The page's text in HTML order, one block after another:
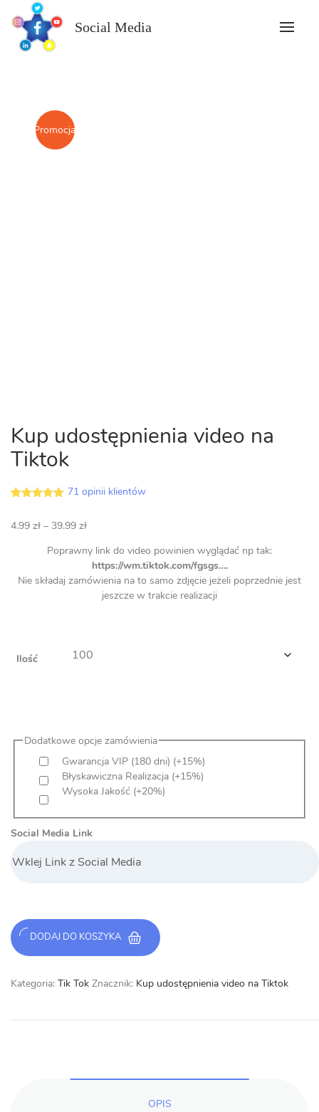
content
Social Media
Promocja!
Kup udostępnienia video na
Tiktok
podstawie
71opinii klientów
4.99 zł – 39.99 złZakres
od
4.99 zł
do
39.99 zł
Poprawny link do video powinien wyglądać np tak:
https://wm.tiktok.com/fgsgs….
Nie składaj zamówienia na to samo zdjęcie jeżeli poprzednie jest
jeszcze w trakcie realizacji
Ilość
Dodatkowe opcje zamówienia
Gwarancja VIP (180 dni) (+15%)
Błyskawiczna Realizacja (+15%)
Wysoka Jakość (+20%)
Social Media Link
DODAJ DO KOSZYKA
Kategoria: Tik Tok Znacznik: Kup udostępnienia video na Tiktok
OPIS